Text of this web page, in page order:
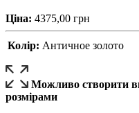
Ціна: 4375,00 грн
Колір: Античное золото
Можливо створити
розмірами